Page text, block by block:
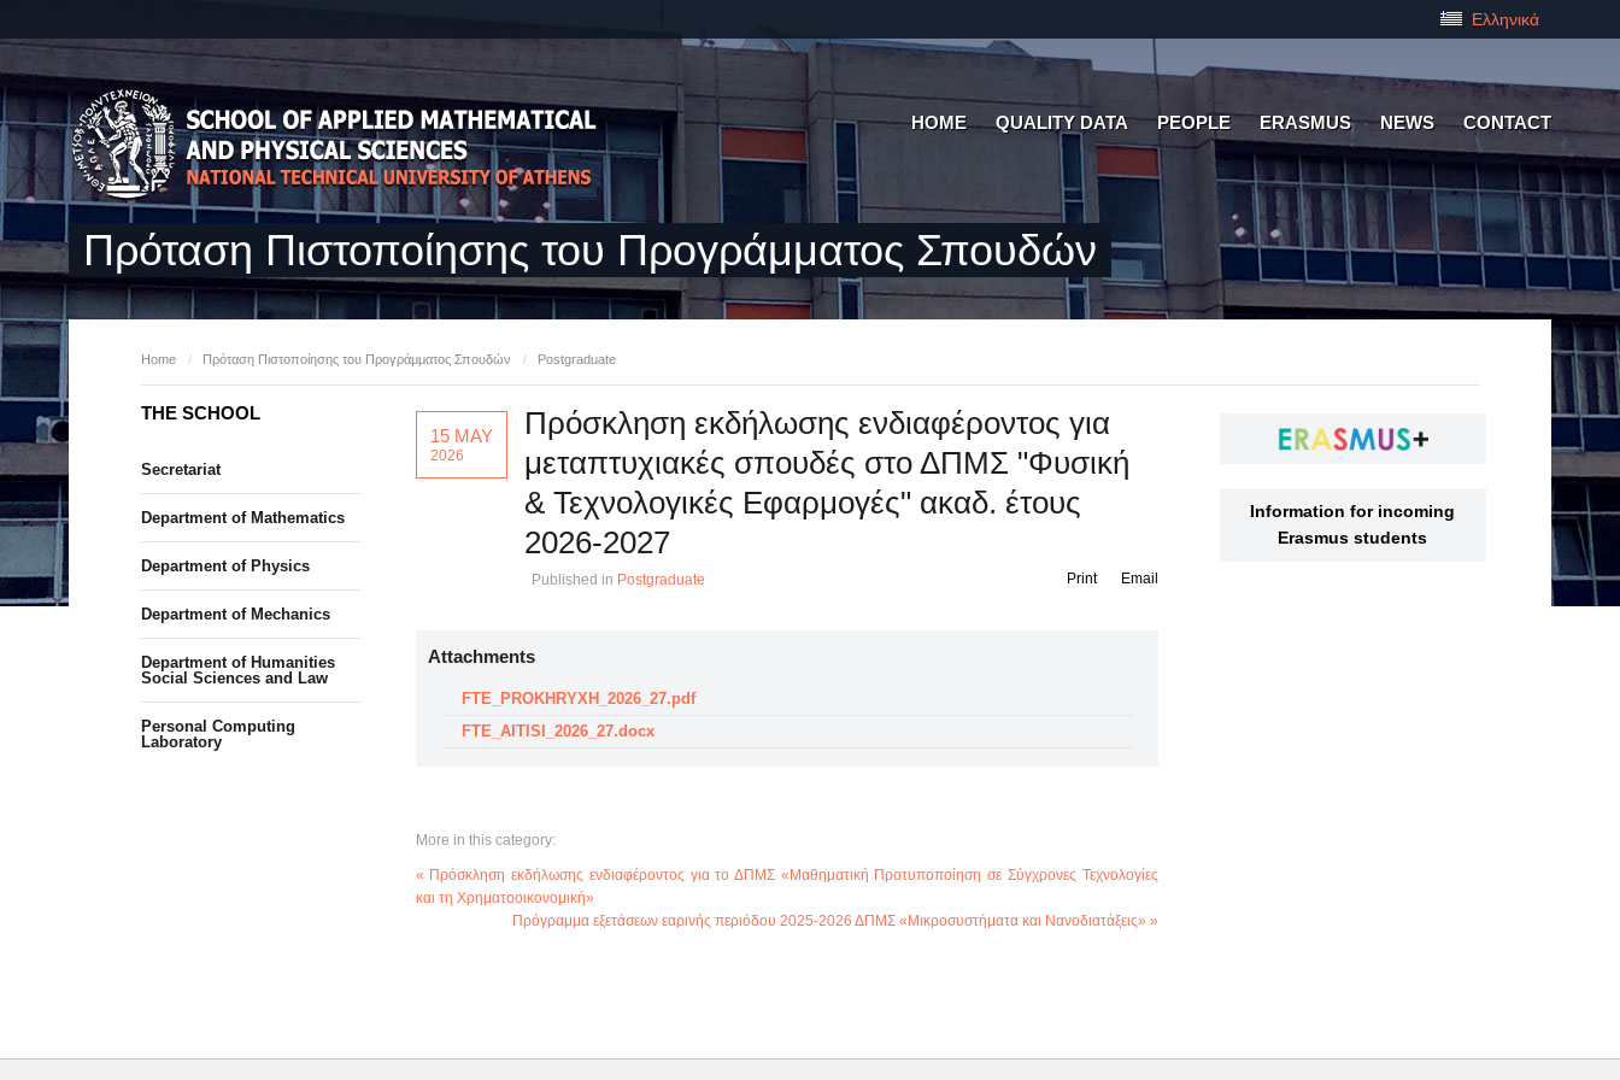
Ελληνικά
HOME QUALITY DATA PEOPLE ERASMUS NEWS CONTACT
Πρόταση Πιστοποίησης του Προγράμματος Σπουδών
Home / Πρόταση Πιστοποίησης του Προγράμματος Σπουδών / Postgraduate
15 MAY
2026
Πρόσκληση εκδήλωσης ενδιαφέροντος για
μεταπτυχιακές σπουδές στο ΔΠΜΣ "Φυσική
& Τεχνολογικές Εφαρμογές" ακαδ. έτους
2026-2027
Published in Postgraduate Email
Print
Attachments
FTE_PROKHRYXH_2026_27.pdf
FTE_AITISI_2026_27.docx
More in this category:
« Πρόσκληση εκδήλωσης ενδιαφέροντος για το ΔΠΜΣ «Μαθηματική Προτυποποίηση σε Σύγχρονες Τεχνολογίες
και τη Χρηματοοικονομική»
Πρόγραμμα εξετάσεων εαρινής περιόδου 2025-2026 ΔΠΜΣ «Μικροσυστήματα και Νανοδιατάξεις» »
THE SCHOOL
Secretariat
Department of Mathematics
Department of Physics
Department of Mechanics
Department of Humanities
Social Sciences and Law
Personal Computing
Laboratory
Information for incoming
Erasmus students